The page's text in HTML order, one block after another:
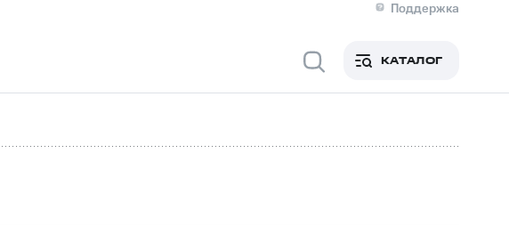
Поддержка
Медиа-центр
КонтактыНовости в регионе
Контроль и аудитРынок акций
КАТАЛОГ